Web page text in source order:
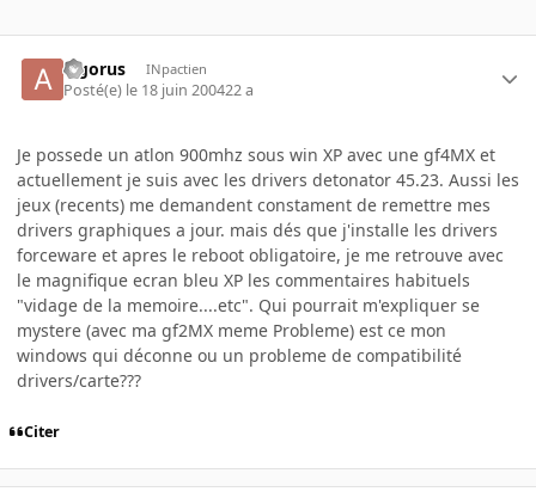
algorus INpactien
Posté(e) le 18 juin 200422 a
Je possede un atlon 900mhz sous win XP avec une gf4MX et
actuellement je suis avec les drivers detonator 45.23. Aussi les
jeux (recents) me demandent constament de remettre mes
drivers graphiques a jour. mais dés que j'installe les drivers
forceware et apres le reboot obligatoire, je me retrouve avec
le magnifique ecran bleu XP les commentaires habituels
"vidage de la memoire....etc". Qui pourrait m'expliquer se
mystere (avec ma gf2MX meme Probleme) est ce mon
windows qui déconne ou un probleme de compatibilité
drivers/carte???
Citer